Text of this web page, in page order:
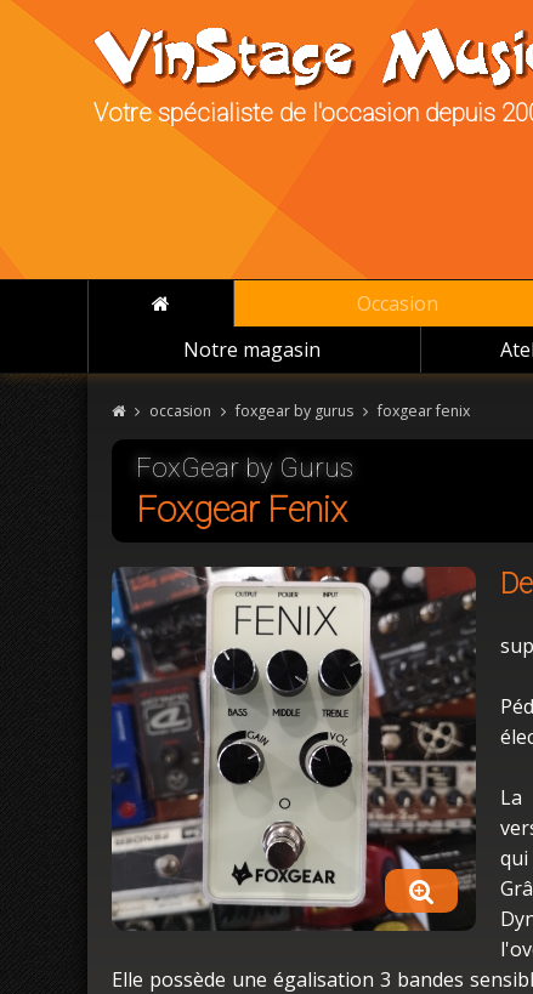
Votre spécialiste de l'occasion depuis
Occasion
Notre magasin
occasion foxgear by gurus foxgear fenix
FoxGear by Gurus
Foxgear Fenix
La
Elle possède une égalisation 3 bandes